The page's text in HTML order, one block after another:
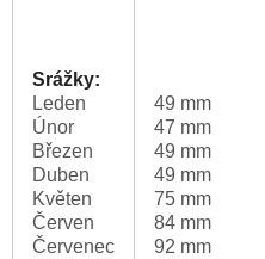
Srážky:
Leden
Únor
Březen
Duben
Květen
Červen
Červenec
49 mm
47 mm
49 mm
49 mm
75 mm
84 mm
92 mm